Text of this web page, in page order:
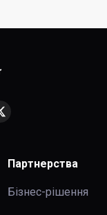
Партнерства
Бізнес-рішення